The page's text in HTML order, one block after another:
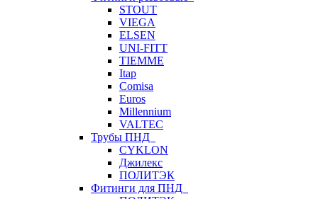
STOUT
VIEGA
ELSEN
UNI-FITT
TIEMME
Itap
Comisa
Euros
Millennium
VALTEC
Трубы ПНД
CYKLON
Джилекс
ПОЛИТЭК
Фитинги для ПНД